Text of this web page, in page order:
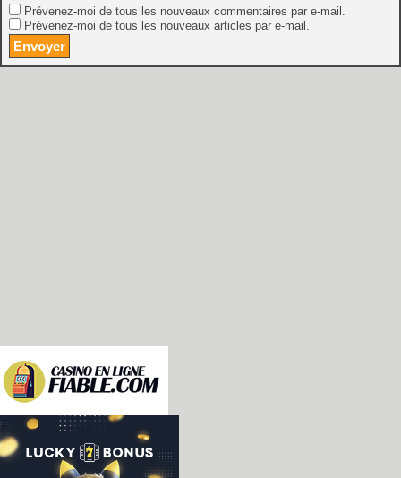
Prévenez-moi de tous les nouveaux commentaires par e-mail.
Prévenez-moi de tous les nouveaux articles par e-mail.